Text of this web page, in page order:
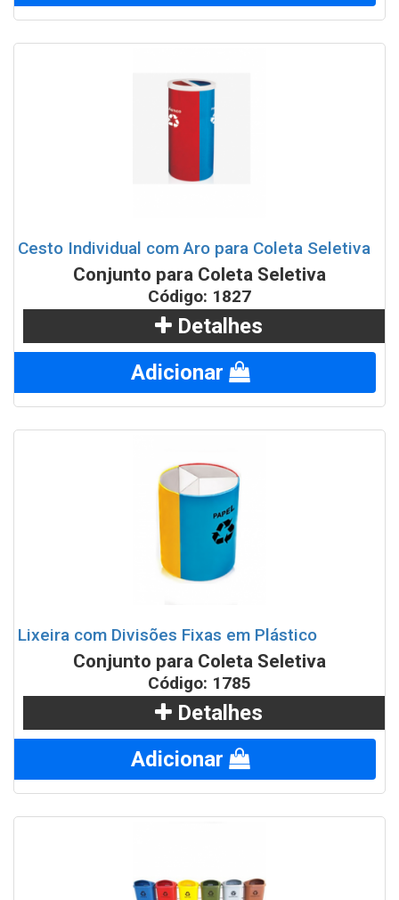
Cesto Individual com Aro para Coleta Seletiva
Conjunto para Coleta Seletiva
Código: 1827
Detalhes
Adicionar
Lixeira com Divisões Fixas em Plástico
Conjunto para Coleta Seletiva
Código: 1785
Detalhes
Adicionar